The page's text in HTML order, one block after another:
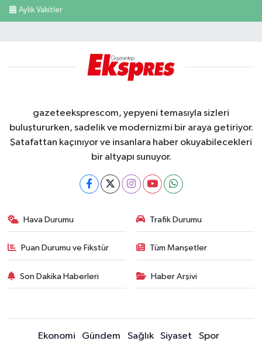
Aylık Vakitler
gazeteeksprescom, yepyeni temasıyla sizleri
buluştururken, sadelik ve modernizmi bir araya getiriyor.
Şatafattan kaçınıyor ve insanlara haber okuyabilecekleri
bir altyapı sunuyor.
Hava Durumu Trafik Durumu
Puan Durumu ve Fikstür Tüm Manşetler
Son Dakika Haberleri Haber Arşivi
Ekonomi Gündem Sağlık Siyaset Spor